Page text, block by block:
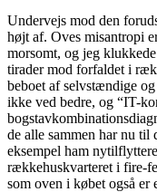
Undervejs mod den
højt af. Oves misantropi
morsomt, og jeg
tirader mod forfaldet i
beboet af selvstændige
ikke ved bedre, og “IT-
de alle sammen har nu til
eksempel ham
rækkehuskvarteret i fire-
som oven i købet også er